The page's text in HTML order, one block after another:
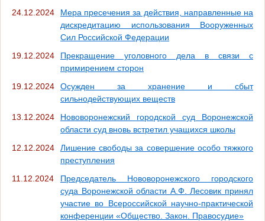
24.12.2024
Мера пресечения за действия, направленные на
дискредитацию использования Вооруженных
Сил Российской Федерации
19.12.2024
Прекращение уголовного дела в связи с
примирением сторон
19.12.2024
Осужден за хранение и сбыт
сильнодействующих веществ
13.12.2024
Нововоронежский городской суд Воронежской
области суд вновь встретил учащихся школы
12.12.2024
Лишение свободы за совершение особо тяжкого
преступления
11.12.2024
Председатель Нововоронежского городского
суда Воронежской области А.Ф. Лесовик принял
участие во Всероссийской научно-практической
конференции «Общество. Закон. Правосудие»